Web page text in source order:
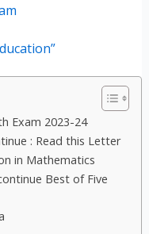
Exam 2023-24
: Read this Letter
in Mathematics
Best of Five